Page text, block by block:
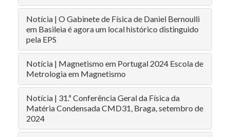
Notícia | O Gabinete de Física de Daniel Bernoulli
em Basileia é agora um local histórico distinguido
pela EPS
Notícia | Magnetismo em Portugal 2024 Escola de
Metrologia em Magnetismo
Notícia | 31.ª Conferência Geral da Física da
Matéria Condensada CMD31, Braga, setembro de
2024